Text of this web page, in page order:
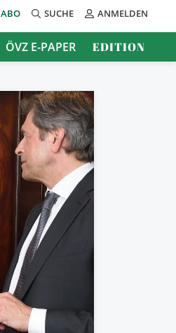
ABO SUCHE ANMELDEN
ÖVZ E-PAPER EDITION